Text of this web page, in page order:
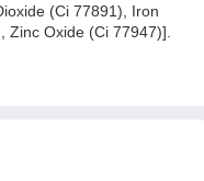
(Ci 77891), Iron
Zinc Oxide (Ci 77947)].